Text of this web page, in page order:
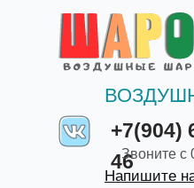
+7(904)
46Звоните с
Напишите